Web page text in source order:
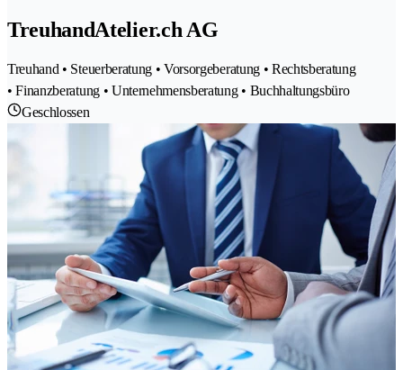
TreuhandAtelier.ch AG
Treuhand • Steuerberatung • Vorsorgeberatung • Rechtsberatung
• Finanzberatung • Unternehmensberatung • Buchhaltungsbüro
Geschlossen